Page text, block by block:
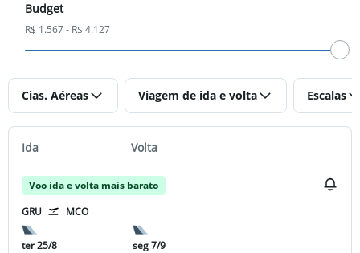
Budget
R$ 1.567 - R$ 4.127
Cias. Aéreas Viagem de ida e volta Escalas
Ida Volta
Voo ida e volta mais barato
GRU
MCO
ter 25/8
seg 7/9